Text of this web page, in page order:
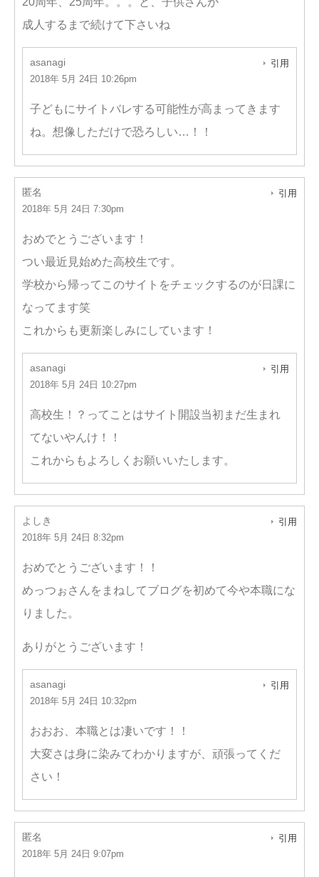
成人するまで続けて下さいね
asanagi
2018年 5月 24日 10:26pm
引用
子どもにサイトバレする可能性が高まってきます
ね。想像しただけで恐ろしい…！！
匿名
2018年 5月 24日 7:30pm
引用
おめでとうございます！
つい最近見始めた高校生です。
学校から帰ってこのサイトをチェックするのが日課に
なってます笑
これからも更新楽しみにしています！
asanagi
2018年 5月 24日 10:27pm
引用
高校生！？ってことはサイト開設当初まだ生まれ
てないやんけ！！
これからもよろしくお願いいたします。
よしき
2018年 5月 24日 8:32pm
引用
おめでとうございます！！
めっつぉさんをまねしてブログを初めて今や本職にな
りました。
ありがとうございます！
asanagi
2018年 5月 24日 10:32pm
引用
おおお、本職とは凄いです！！
大変さは身に染みてわかりますが、頑張ってくだ
さい！
匿名
2018年 5月 24日 9:07pm
引用